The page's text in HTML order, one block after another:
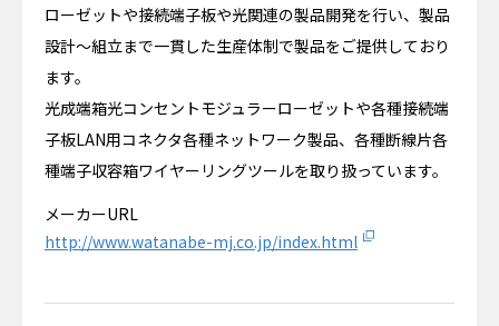
ローゼットや接続端子板や光関連の製品開発を行い、製品
設計～組立まで一貫した生産体制で製品をご提供しており
ます。
光成端箱光コンセントモジュラーローゼットや各種接続端
子板LAN用コネクタ各種ネットワーク製品、各種断線片各
種端子収容箱ワイヤーリングツールを取り扱っています。
メーカーURL
http://www.watanabe-mj.co.jp/index.html